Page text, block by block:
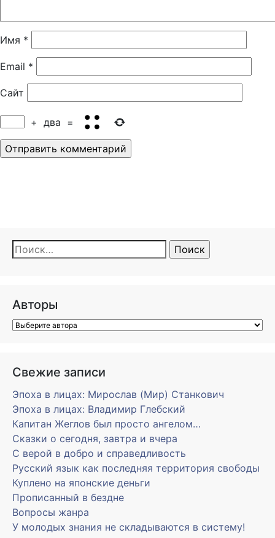
Имя *
Email *
Сайт
+ два =
Найти:
Авторы
Свежие записи
Эпоха в лицах: Мирослав (Мир) Станкович
Эпоха в лицах: Владимир Глебский
Капитан Жеглов был просто ангелом…
Сказки о сегодня, завтра и вчера
С верой в добро и справедливость
Русский язык как последняя территория свободы
Куплено на японские деньги
Прописанный в бездне
Вопросы жанра
У молодых знания не складываются в систему!